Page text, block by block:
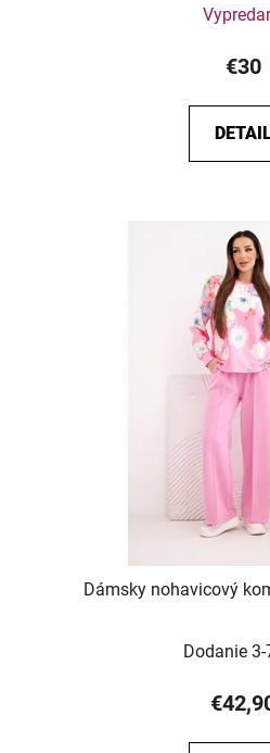
€30
Dámsky nohavicový
Dodanie